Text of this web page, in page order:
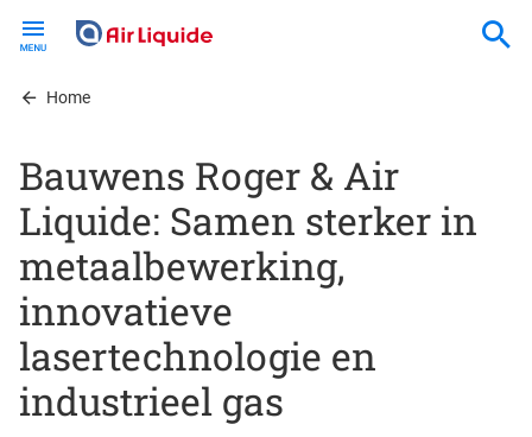
contentHome
Bauwens Roger & Air
Liquide: Samen sterker in
metaalbewerking,
innovatieve
lasertechnologie en
industrieel gas